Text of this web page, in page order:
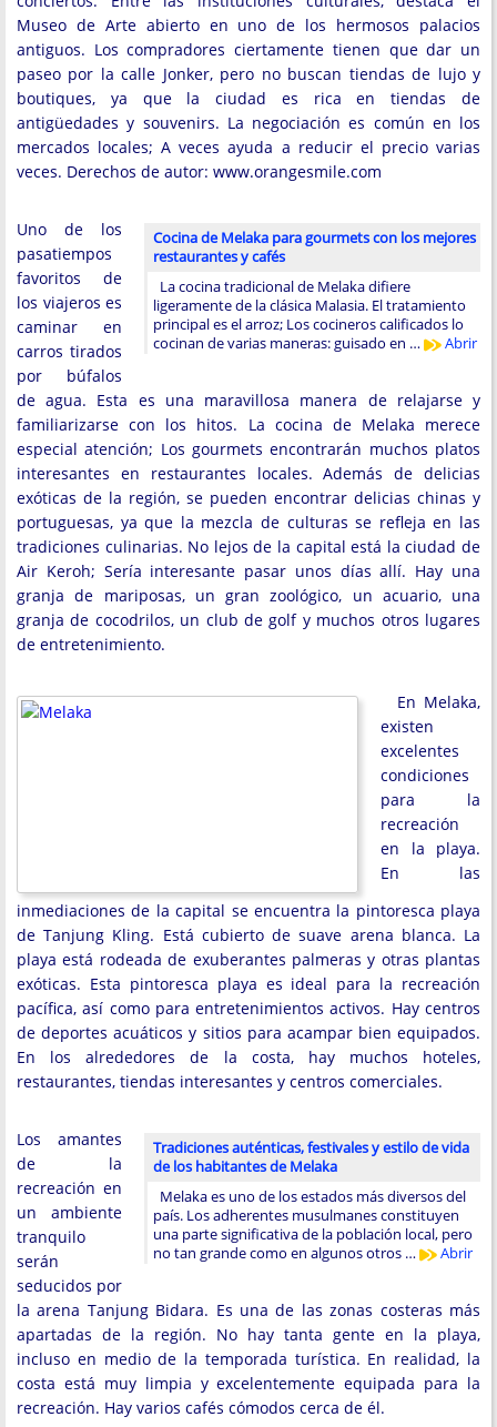
Museo de Arte abierto en uno de los hermosos palacios
antiguos. Los compradores ciertamente tienen que dar un
paseo por la calle Jonker, pero no buscan tiendas de lujo y
boutiques, ya que la ciudad es rica en tiendas de
antigüedades y souvenirs. La negociación es común en los
mercados locales; A veces ayuda a reducir el precio varias
veces. Derechos de autor: www.orangesmile.com
Cocina de Melaka para gourmets con los mejores
restaurantes y cafés
La cocina tradicional de Melaka difiere
ligeramente de la clásica Malasia. El tratamiento
principal es el arroz; Los cocineros calificados lo
cocinan de varias maneras: guisado en …
Abrir
Uno de los
pasatiempos
favoritos de
los viajeros es
caminar en
carros tirados
por búfalos
de agua. Esta es una maravillosa manera de relajarse y
familiarizarse con los hitos. La cocina de Melaka merece
especial atención; Los gourmets encontrarán muchos platos
interesantes en restaurantes locales. Además de delicias
exóticas de la región, se pueden encontrar delicias chinas y
portuguesas, ya que la mezcla de culturas se refleja en las
tradiciones culinarias. No lejos de la capital está la ciudad de
Air Keroh; Sería interesante pasar unos días allí. Hay una
granja de mariposas, un gran zoológico, un acuario, una
granja de cocodrilos, un club de golf y muchos otros lugares
de entretenimiento.
En Melaka,
existen
excelentes
condiciones
para la
recreación
en la playa.
En las
inmediaciones de la capital se encuentra la pintoresca playa
de Tanjung Kling. Está cubierto de suave arena blanca. La
playa está rodeada de exuberantes palmeras y otras plantas
exóticas. Esta pintoresca playa es ideal para la recreación
pacífica, así como para entretenimientos activos. Hay centros
de deportes acuáticos y sitios para acampar bien equipados.
En los alrededores de la costa, hay muchos hoteles,
restaurantes, tiendas interesantes y centros comerciales.
Tradiciones auténticas, festivales y estilo de vida
de los habitantes de Melaka
Melaka es uno de los estados más diversos del
país. Los adherentes musulmanes constituyen
una parte significativa de la población local, pero
no tan grande como en algunos otros …
Abrir
Los amantes
de la
recreación en
un ambiente
tranquilo
serán
seducidos por
la arena Tanjung Bidara. Es una de las zonas costeras más
apartadas de la región. No hay tanta gente en la playa,
incluso en medio de la temporada turística. En realidad, la
costa está muy limpia y excelentemente equipada para la
recreación. Hay varios cafés cómodos cerca de él.